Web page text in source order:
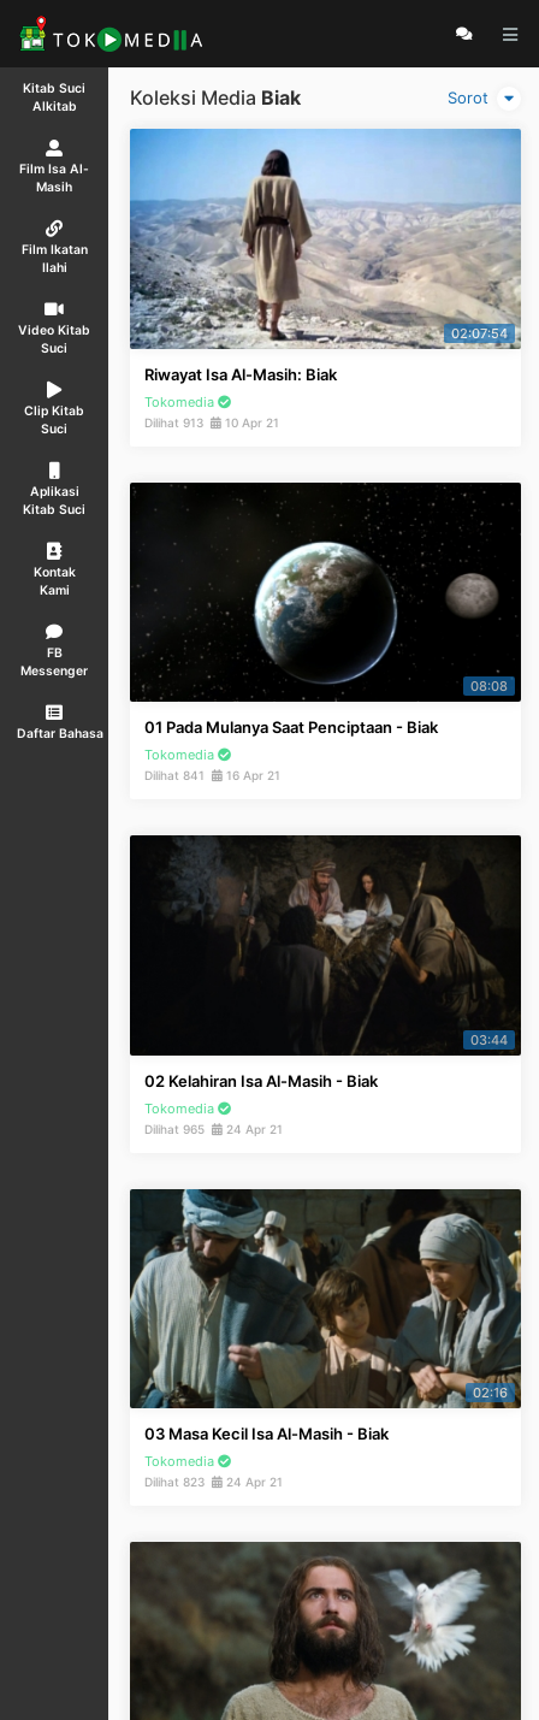
Kitab Suci
Alkitab
Film Isa Al-
Masih
Film Ikatan
Ilahi
Video Kitab
Suci
Clip Kitab
Suci
Aplikasi
Kitab Suci
Kontak
Kami
FB
Messenger
Daftar Bahasa
Sorot
Koleksi Media Biak
02:07:54
Riwayat Isa Al-Masih: Biak
Tokomedia
Dilihat 913 10 Apr 21
08:08
01 Pada Mulanya Saat Penciptaan - Biak
Tokomedia
Dilihat 841 16 Apr 21
03:44
02 Kelahiran Isa Al-Masih - Biak
Tokomedia
Dilihat 965 24 Apr 21
02:16
03 Masa Kecil Isa Al-Masih - Biak
Tokomedia
Dilihat 823 24 Apr 21